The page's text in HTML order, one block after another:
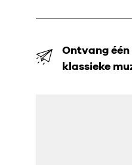
Ontvang
klassieke